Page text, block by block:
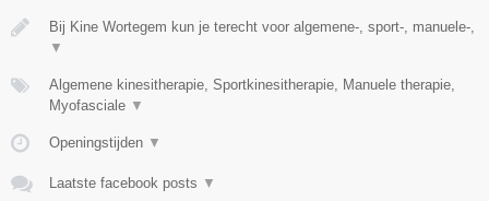
Bij Kine Wortegem kun je terecht voor algemene-, sport-, manuele-,
▼
Algemene kinesitherapie, Sportkinesitherapie, Manuele therapie,
Myofasciale ▼
Openingstijden ▼
Laatste facebook posts ▼